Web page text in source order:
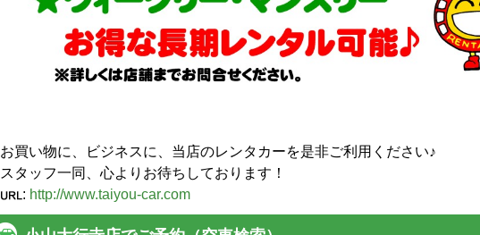
お買い物に、ビジネスに、当店のレンタカーを是非ご利用ください♪
スタッフ一同、心よりお待ちしております！
: http://www.taiyou-car.com